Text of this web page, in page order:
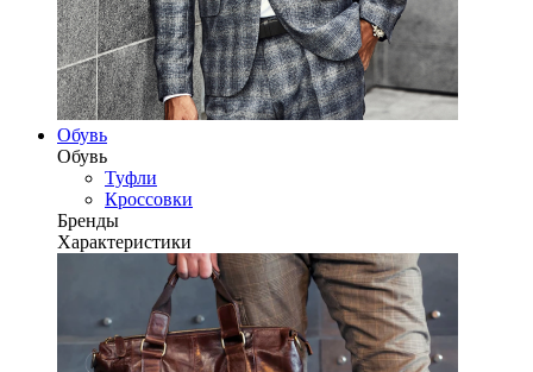
Обувь
Обувь
Туфли
Кроссовки
Бренды
Характеристики